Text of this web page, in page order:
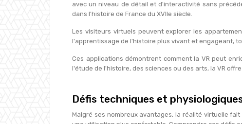
avec un niveau de détail et d'interactivité sans
dans l'histoire de France du XVIIe siècle.
Les visiteurs virtuels peuvent explorer les
l'apprentissage de l'histoire plus vivant et engageant,
Ces applications démontrent comment la VR peut
l'étude de l'histoire, des sciences ou des arts, la VR
Défis techniques et
Malgré ses nombreux avantages, la réalité virtuelle